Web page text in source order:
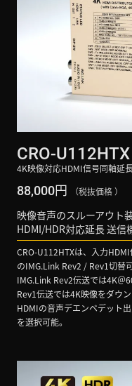
CRO-U112HTX
4K映像対応HDMI信号同軸延
88,000円 （税抜価格 ）
映像音声のスルーアウト
HDMI/HDR対応延長 送信
CRO-U112HTXは、入力
のIMG.Link Rev2 / Rev1切替
IMG.Link Rev2伝送では4K＠
Rev1伝送では4K映像をダウ
HDMIの音声デエンベデット
を選択可能。